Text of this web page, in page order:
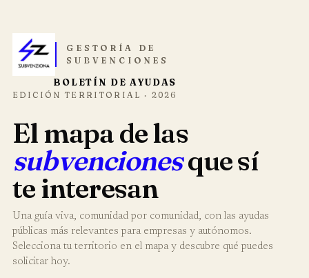
GESTORÍA DE
SUBVENCIONES
BOLETÍN DE AYUDAS
EDICIÓN TERRITORIAL · 2026
El mapa de las
subvencionesque sí
te interesan
Una guía viva, comunidad por comunidad, con las ayudas
públicas más relevantes para empresas y autónomos.
Selecciona tu territorio en el mapa y descubre qué puedes
solicitar hoy.